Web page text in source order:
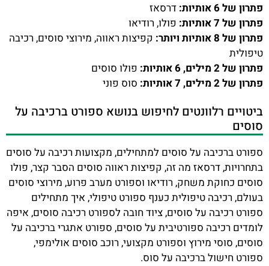
פתרון של 6 אותיות:
דרסאז
פתרון של 7 אותיות:
פולו, רודיאו
פתרון של 8 אותיות ויותר:
קפיצות ראווה, מירוצי סוסים, רכיבה
טיפולית
פתרון של 2 מילים, 6 אותיות:
פולו סוסים
פתרון של 2 מילים, 7 אותיות:
סוס פוני
ביטויים רלוונטים לחיפוש בנושא ספורט ברכיבה על
סוסים
ספורט ברכיבה על סוסים למתחילים, מקצועות רכיבה על סוסים
בתחרויות, דרסאז מה זה, קפיצות ראווה סוסים הסבר קצר, פולו
סוסים כחוקת משחק, רודיאו וספורט מערב פרוע, מירוצי סוסים
בעולם, רכיבה טיפולית כענף ספורט טיפולי, איך מתחילים
ספורט רכיבה על סוסים, ציוד חובה לספורט רכיבה סוסים, איפה
לומדים רכיבה ספורטיבית על סוסים, ספורט אתגרי ברכיבה על
סוסים, סוסי מירוץ וספורט מקצועי, רוכב סוסים אולימפי,
ספורט חישול ברכיבה על סוס.